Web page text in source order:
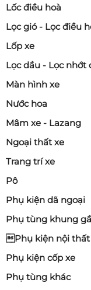
Lốc điều hoà
Lọc gió - Lọc điều
Lốp xe
Lọc dầu - Lọc nhớt
Màn hình xe
Nước hoa
Mâm xe - Lazang
Ngoại thất xe
Trang trí xe
Pô
Phụ kiện dã ngoại
Phụ tùng khung
Phụ kiện nội thất
Phụ kiện cốp xe
Phụ tùng khác